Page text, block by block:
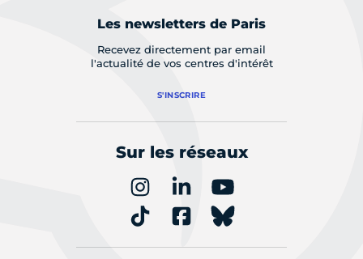
Les newsletters de Paris
Recevez directement par email
l'actualité de vos centres d'intérêt
S'INSCRIRE
Sur les réseaux